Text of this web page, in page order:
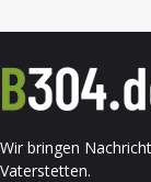
Wir bringen
Vaterstetten.